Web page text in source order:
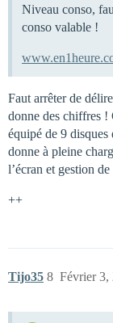
Niveau conso,
conso valable !
Faut arrêter de
donne des chiffres !
équipé de 9
donne à pleine
l’écran et gestion
++
Tijo35 Février 3,
8